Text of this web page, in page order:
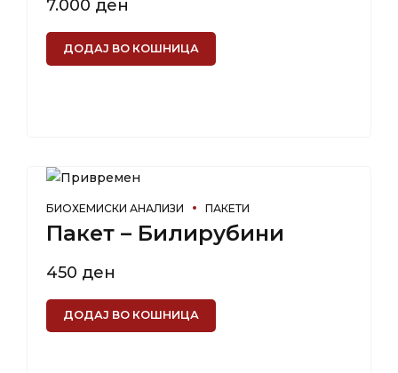
7.000 ден
ДОДАЈ ВО КОШНИЦА
БИОХЕМИСКИ АНАЛИЗИ ПАКЕТИ
Пакет – Билирубини
450 ден
ДОДАЈ ВО КОШНИЦА